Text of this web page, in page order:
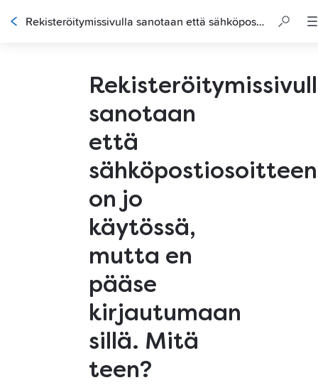
Rekisteröitymissivulla sanotaan että sähköpostiosoitteeni on jo käytössä, mutta en pääse kirjautumaan sillä. Mitä teen?
sanotaan
että
on jo
käytössä,
mutta en
pääse
kirjautumaan
sillä. Mitä
teen?